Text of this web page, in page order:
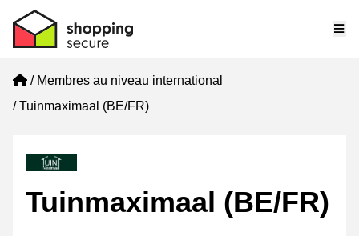
Home
Membres au niveau international
Tuinmaximaal (BE/FR)
Tuinmaximaal (BE/FR)